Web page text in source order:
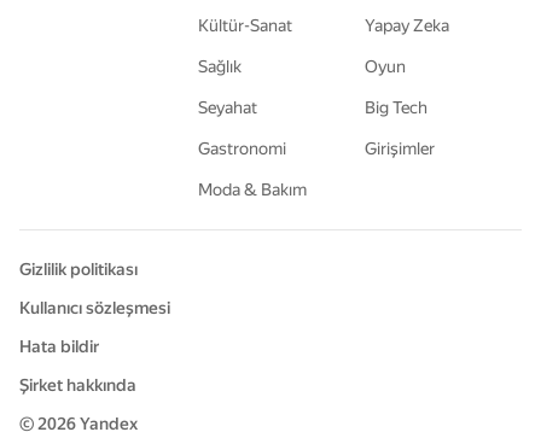
Kültür-Sanat
Sağlık
Seyahat
Gastronomi
Moda & Bakım
Yapay Zeka
Oyun
Big Tech
Girişimler
© 2026Yandex
Gizlilik politikası
Kullanıcı sözleşmesi
Hata bildir
Şirket hakkında